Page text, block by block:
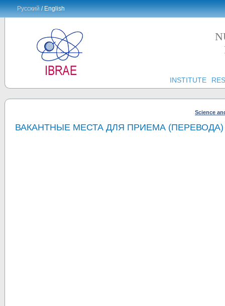
Русский/ English
INSTITUTE
Science
ВАКАНТНЫЕ МЕСТА ДЛЯ ПРИЕМА